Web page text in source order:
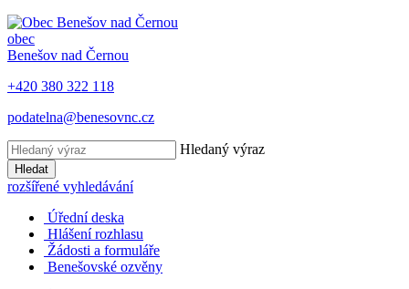
obec
Benešov nad Černou
+420 380 322 118
podatelna@benesovnc.cz
Hledaný výraz
Hledat
rozšířené vyhledávání
Úřední deska
Hlášení rozhlasu
Žádosti a formuláře
Benešovské ozvěny